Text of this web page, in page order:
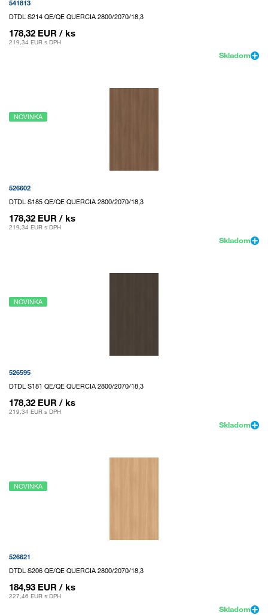
541813
DTDL S214 QE/QE QUERCIA 2800/2070/18,3
178,32 EUR / ks
219,34 EUR s DPH
Skladom
NOVINKA
526602
DTDL S185 QE/QE QUERCIA 2800/2070/18,3
178,32 EUR / ks
219,34 EUR s DPH
Skladom
NOVINKA
526595
DTDL S181 QE/QE QUERCIA 2800/2070/18,3
178,32 EUR / ks
219,34 EUR s DPH
Skladom
NOVINKA
526621
DTDL S206 QE/QE QUERCIA 2800/2070/18,3
184,93 EUR / ks
227,46 EUR s DPH
Skladom